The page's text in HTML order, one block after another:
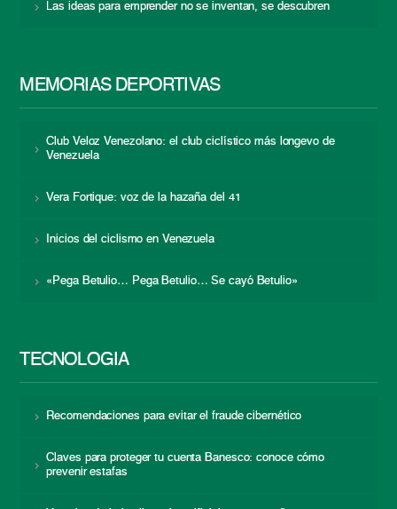
Las ideas para emprender no se inventan, se descubren
MEMORIAS DEPORTIVAS
Club Veloz Venezolano: el club ciclístico más longevo de
Venezuela
Vera Fortique: voz de la hazaña del 41
Inicios del ciclismo en Venezuela
«Pega Betulio… Pega Betulio… Se cayó Betulio»
TECNOLOGÍA
Recomendaciones para evitar el fraude cibernético
Claves para proteger tu cuenta Banesco: conoce cómo
prevenir estafas